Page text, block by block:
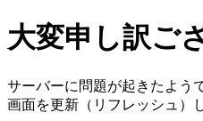
大変申し訳ご
サーバーに問題が起きたよう
画面を更新（リフレッシュ）